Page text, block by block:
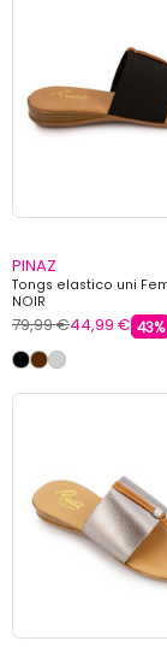
PINAZ
Tongs elastico uni
NOIR
79,99 €44,99 € 43%